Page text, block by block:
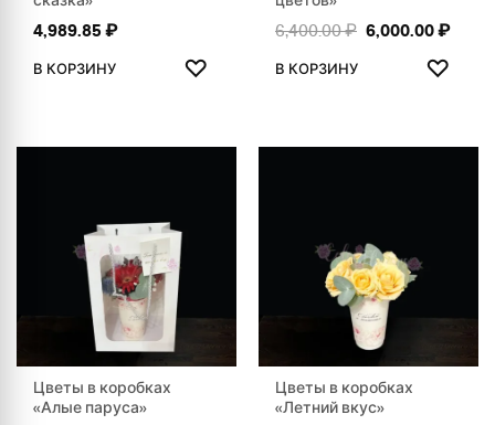
4,989.85₽
В КОРЗИНУ ♡
ДОБАВИТЬ В ИЗБРАННОЕ
6,400.00₽ 6,000.00₽
В КОРЗИНУ ♡
Цветы в коробках
«Алые паруса»
Цветы в коробках
«Летний вкус»